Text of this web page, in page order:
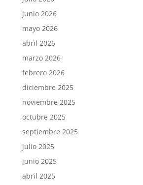
junio 2026
mayo 2026
abril 2026
marzo 2026
febrero 2026
diciembre 2025
noviembre 2025
octubre 2025
septiembre 2025
julio 2025
junio 2025
abril 2025